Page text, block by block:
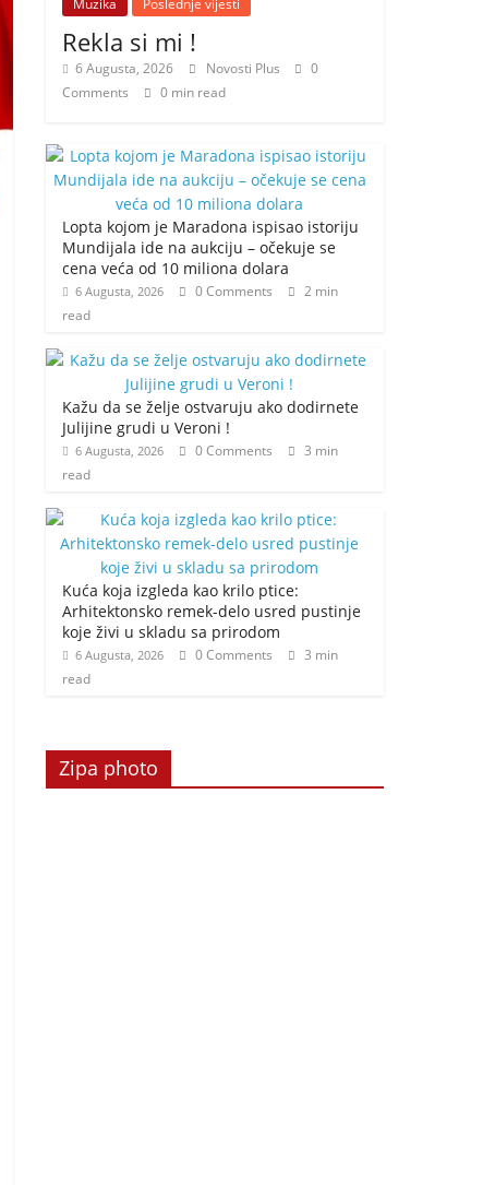
Muzika Poslednje vijesti
Rekla si mi !
6 Augusta, 2026 Novosti Plus
0
Comments
0 min read
Lopta kojom je Maradona ispisao istoriju
Mundijala ide na aukciju – očekuje se
cena veća od 10 miliona dolara
6 Augusta, 2026 0 Comments
2 min
read
Kažu da se želje ostvaruju ako dodirnete
Julijine grudi u Veroni !
6 Augusta, 2026 0 Comments
3 min
read
Kuća koja izgleda kao krilo ptice:
Arhitektonsko remek-delo usred pustinje
koje živi u skladu sa prirodom
6 Augusta, 2026 0 Comments
3 min
read
Zipa photo